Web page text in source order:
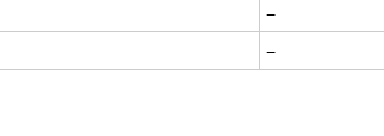
−
−